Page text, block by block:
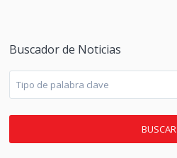
Buscador de Noticias
BUSCAR